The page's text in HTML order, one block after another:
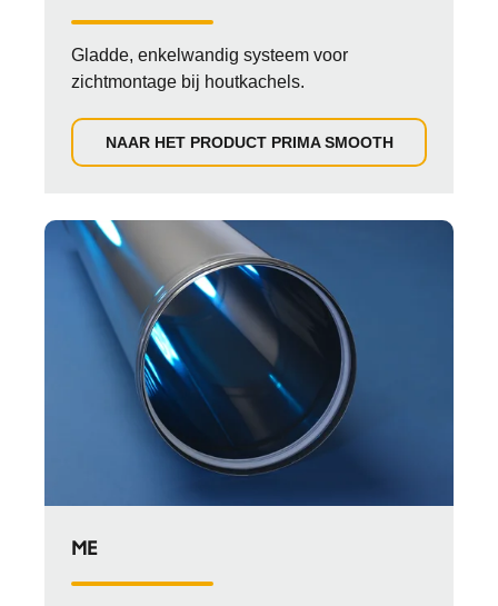
Gladde, enkelwandig systeem voor
zichtmontage bij houtkachels.
NAAR HET PRODUCT PRIMA SMOOTH
ME